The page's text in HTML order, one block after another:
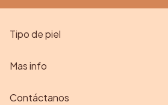
Tipo de piel
Mas info
Contáctanos